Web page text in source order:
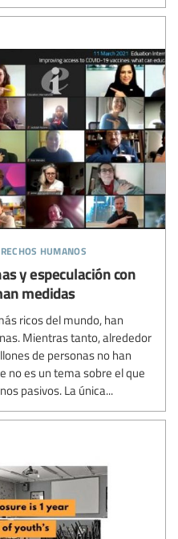
humanos
y especulación con
medidas
ricos del mundo, han
Mientras tanto, alrededor
de personas no han
no es un tema sobre el que
pasivos. La única...